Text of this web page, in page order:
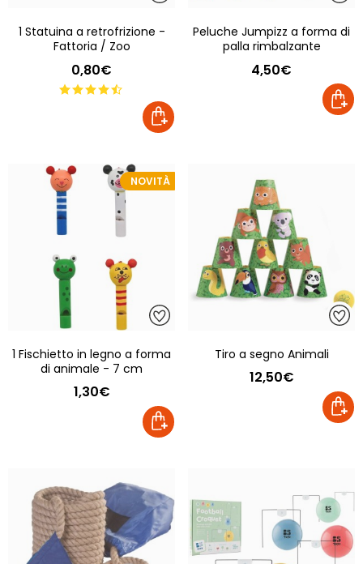
1 Statuina a retrofrizione -
Fattoria / Zoo
0,80€
Peluche Jumpizz a forma di
palla rimbalzante
4,50€
NOVITÀ
1 Fischietto in legno a forma
di animale - 7 cm
1,30€
Tiro a segno Animali
12,50€